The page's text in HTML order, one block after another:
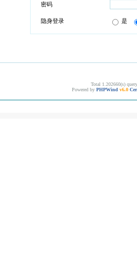
密码
隐身登录 是
Total 1.202660(s)
Powered by PHPWind v6.0